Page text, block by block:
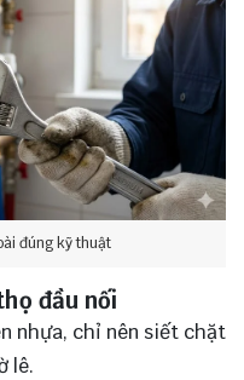
đúng kỹ thuật
đầu nối
nhựa, chỉ nên siết chặt
lê.